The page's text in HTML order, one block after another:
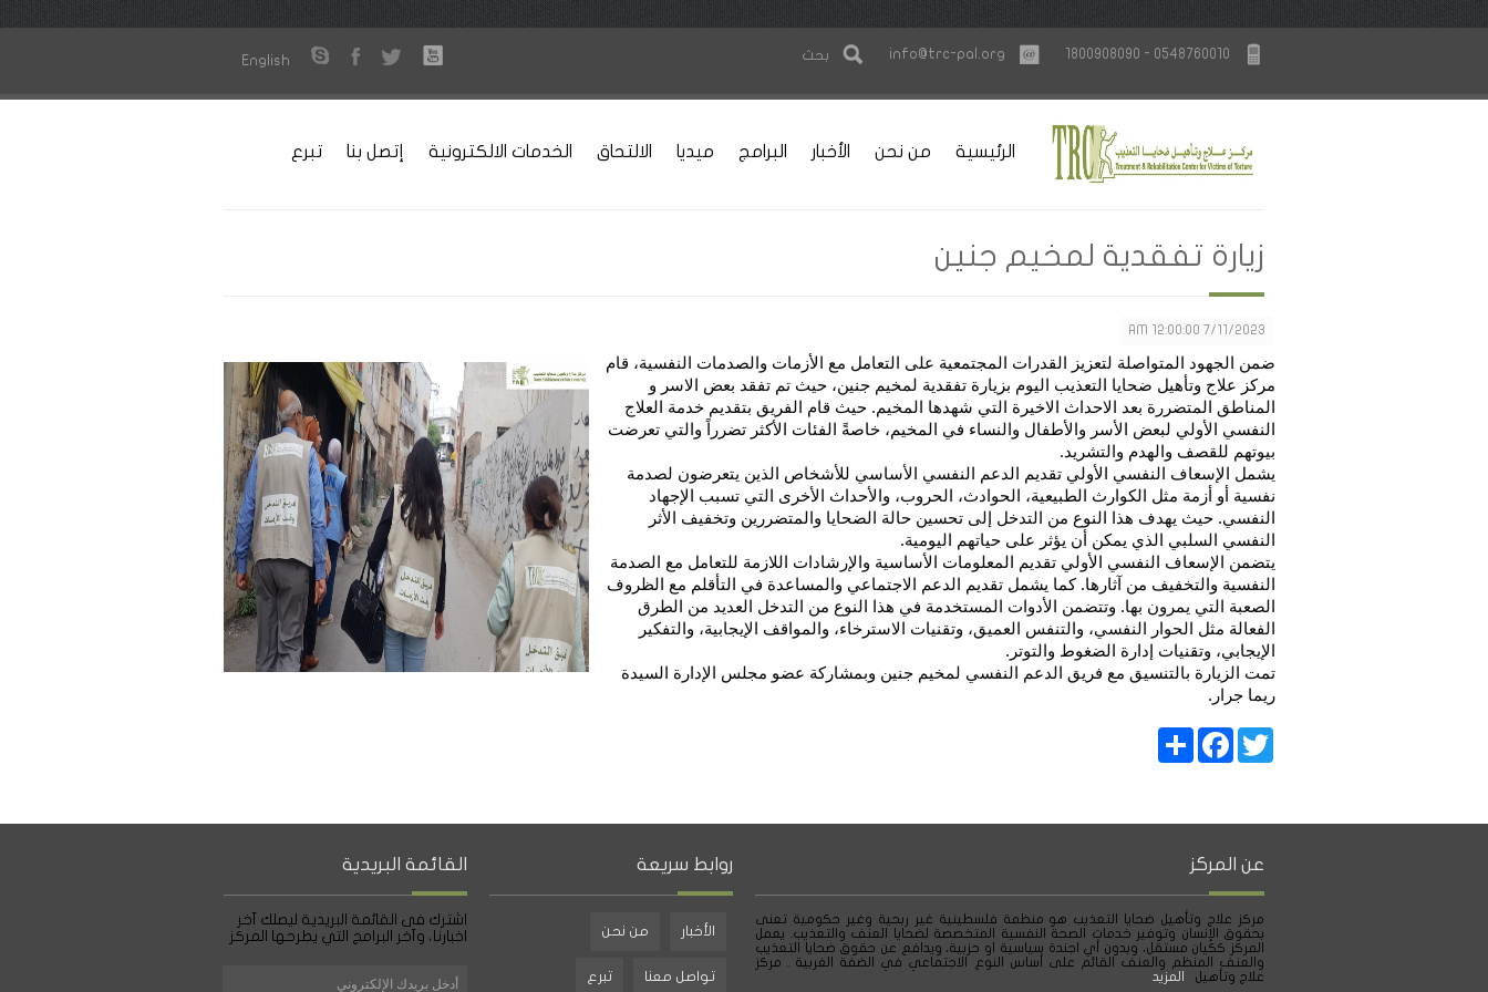
1800908090 - 0548760010
info@trc-pal.org بحث English
الرئيسية من نحن الأخبار البرامج ميديا الالتحاق الخدمات الالكترونية إتصل بنا تبرع
زيارة تفقدية لمخيم جنين
7/11/2023 12:00:00 AM
ضمن الجهود المتواصلة لتعزيز القدرات المجتمعية على التعامل مع الأزمات والصدمات النفسية، قام
مركز علاج وتأهيل ضحايا التعذيب اليوم بزيارة تفقدية لمخيم جنين، حيث تم تفقد بعض الاسر و
المناطق المتضررة بعد الاحداث الاخيرة التي شهدها المخيم. حيث قام الفريق بتقديم خدمة العلاج
النفسي الأولي لبعض الأسر والأطفال والنساء في المخيم، خاصةً الفئات الأكثر تضرراً والتي تعرضت
بيوتهم للقصف والهدم والتشريد.
يشمل الإسعاف النفسي الأولي تقديم الدعم النفسي الأساسي للأشخاص الذين يتعرضون لصدمة
نفسية أو أزمة مثل الكوارث الطبيعية، الحوادث، الحروب، والأحداث الأخرى التي تسبب الإجهاد
النفسي. حيث يهدف هذا النوع من التدخل إلى تحسين حالة الضحايا والمتضررين وتخفيف الأثر
النفسي السلبي الذي يمكن أن يؤثر على حياتهم اليومية.
يتضمن الإسعاف النفسي الأولي تقديم المعلومات الأساسية والإرشادات اللازمة للتعامل مع الصدمة
النفسية والتخفيف من آثارها. كما يشمل تقديم الدعم الاجتماعي والمساعدة في التأقلم مع الظروف
الصعبة التي يمرون بها. وتتضمن الأدوات المستخدمة في هذا النوع من التدخل العديد من الطرق
الفعالة مثل الحوار النفسي، والتنفس العميق، وتقنيات الاسترخاء، والمواقف الإيجابية، والتفكير
الإيجابي، وتقنيات إدارة الضغوط والتوتر.
تمت الزيارة بالتنسيق مع فريق الدعم النفسي لمخيم جنين وبمشاركة عضو مجلس الإدارة السيدة
ريما جرار.
Share
FacebookTwitter
عن المركز
مركز علاج وتأهيل ضحايا التعذيب هو منظمة فلسطينية غير ربحية وغير حكومية تعنى
بحقوق الإنسان وتوفير خدمات الصحة النفسية المتخصصة لضحايا العنف والتعذيب. يعمل
المركز ككيان مستقل، وبدون أي اجندة سياسية او حزبية، ويدافع عن حقوق ضحايا التعذيب
والعنف المنظم والعنف القائم على أساس النوع الاجتماعي في الضفة الغربية . مركز
علاج وتأهيل
المزيد
روابط سريعة
الأخبار من نحن
تواصل معنا تبرع
القائمة البريدية
اشترك فى القائمة البريدية ليصلك آخر
اخبارنا، وآخر البرامج التي يطرحها المركز